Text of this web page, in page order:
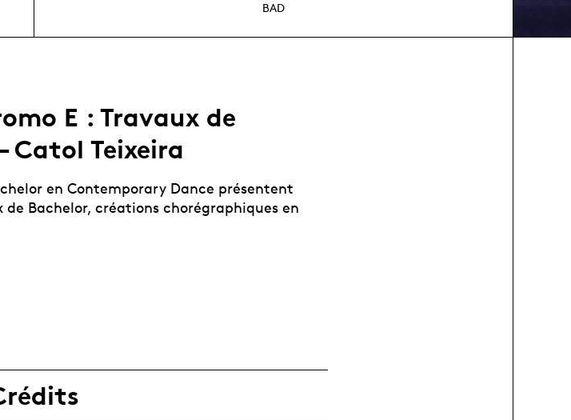
BAD
E : Travaux de
Catol Teixeira
en Contemporary Dance présentent
Bachelor, créations chorégraphiques en